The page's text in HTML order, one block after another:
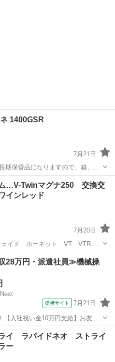
1400GSR
7月21日
期保管品になりますので、箱、取
ル
…V-Twinマグナ250 交換交
インレッド
7月20日
イド ホーネット VT VTR …
ダ GSX
28万円・派遣社員≫機械操
提携サイト 7月21日
入社祝い金10万円支給】お友達
日＆休出なしでプライベート充
業◎自社正社員登用制度あり★1食
その他
イ ラパイドネオ ストライ
ー